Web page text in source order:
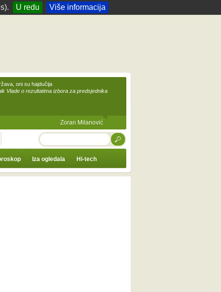
U redu Više informacija
oni su hajdučija
Vlade o rezultatima izbora za predsjednika
Zoran Milanović
TRAŽI
Iza ogledala Hi-tech